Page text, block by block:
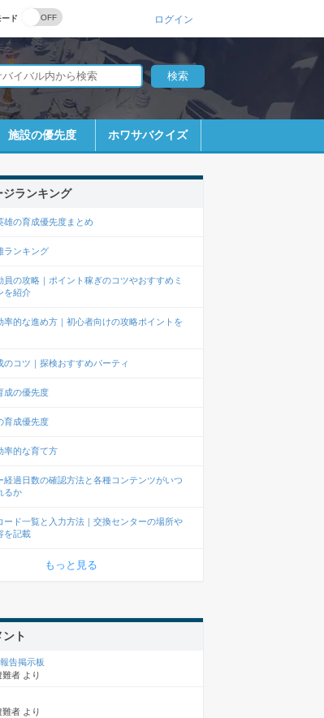
ド ログイン
施設の優先度 ホワサバクイズ
ジランキング
雄の育成優先度まとめ
ランキング
員の攻略｜ポイント稼ぎのコツやおすすめミ
を紹介
率的な進め方｜初心者向けの攻略ポイントを
のコツ｜探検おすすめパーティ
成の優先度
育成優先度
率的な育て方
経過日数の確認方法と各種コンテンツがいつ
るか
ード一覧と入力方法｜交換センターの場所や
を記載
もっと見る
ト
告掲示板
難者 より
難者 より